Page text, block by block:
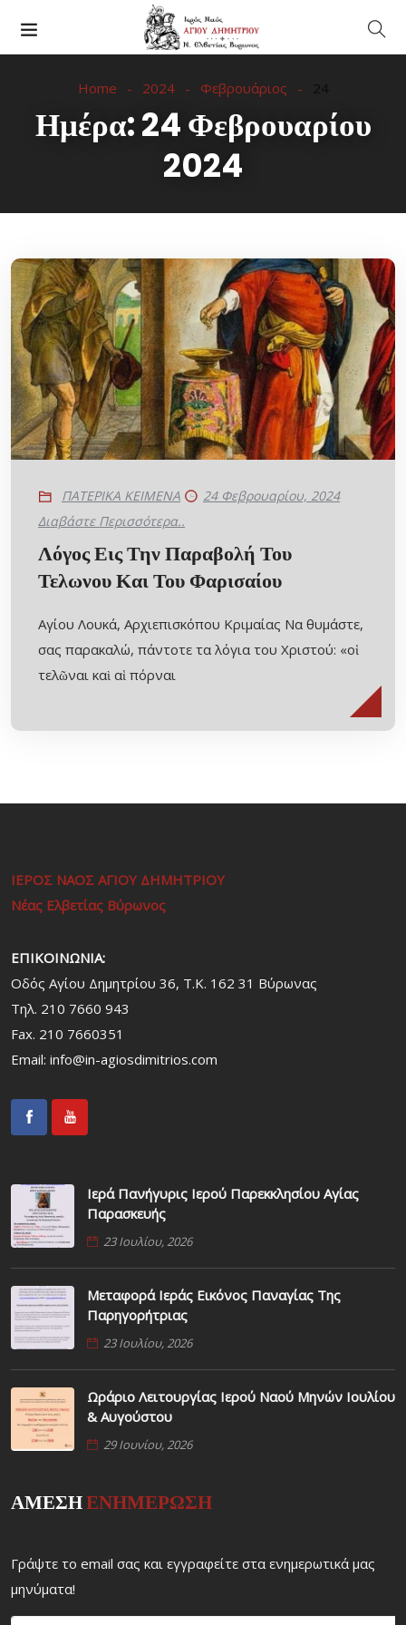
Home 2024 Φεβρουάριος 24
Ημέρα:24 Φεβρουαρίου
2024
ΠΑΤΕΡΙΚΑ ΚΕΙΜΕΝΑ
24 Φεβρουαρίου, 2024
Διαβάστε Περισσότερα..
Λόγος Εις Την Παραβολή Του
Τελωνου Και Του Φαρισαίου
Αγίου Λουκά, Αρχιεπισκόπου Κριμαίας Να θυμάστε,
σας παρακαλώ, πάντοτε τα λόγια του Χριστού: «οἱ
τελῶναι καὶ αἱ πόρναι
ΙΕΡΟΣ ΝΑΟΣ ΑΓΙΟΥ ΔΗΜΗΤΡΙΟΥ
Νέας Ελβετίας Βύρωνος
ΕΠΙΚΟΙΝΩΝΙΑ:
Οδός Αγίου Δημητρίου 36, Τ.Κ. 162 31 Bύρωνας
Τηλ. 210 7660 943
Fax. 210 7660351
Email: info@in-agiosdimitrios.com
Ιερά Πανήγυρις Ιερού Παρεκκλησίου Αγίας
Παρασκευής
23 Ιουλίου, 2026
Μεταφορά Ιεράς Εικόνος Παναγίας Της
Παρηγορήτριας
23 Ιουλίου, 2026
Ωράριο Λειτουργίας Ιερού Ναού Μηνών Ιουλίου
& Αυγούστου
29 Ιουνίου, 2026
ΑΜΕΣΗΕΝΗΜΕΡΩΣΗ
Γράψτε το email σας και εγγραφείτε στα ενημερωτικά μας
μηνύματα!